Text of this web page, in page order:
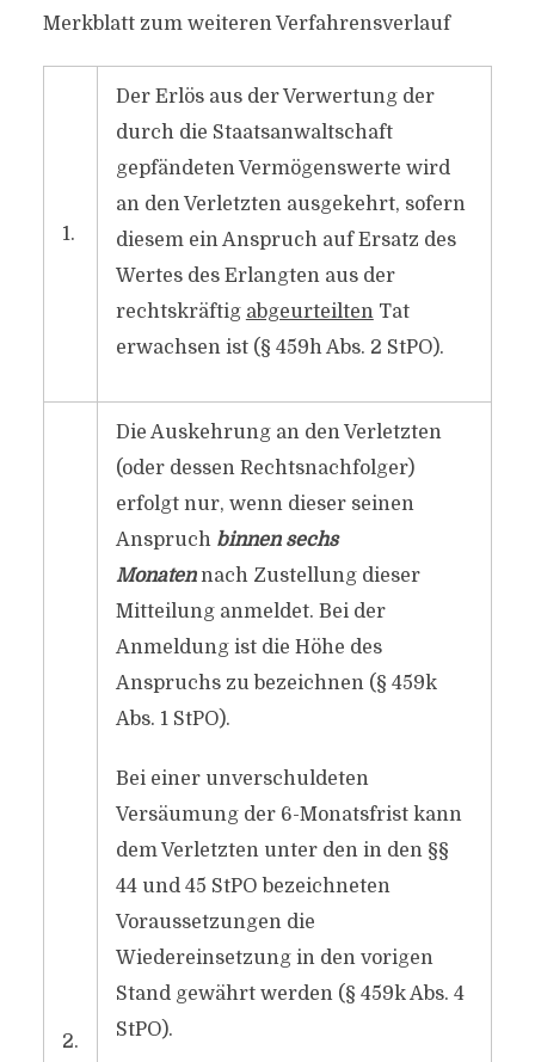
Merkblatt zum weiteren Verfahrensverlauf
1.
Der Erlös aus der Verwertung der
durch die Staatsanwaltschaft
gepfändeten Vermögenswerte wird
an den Verletzten ausgekehrt, sofern
diesem ein Anspruch auf Ersatz des
Wertes des Erlangten aus der
rechtskräftig abgeurteiltenTat
erwachsen ist (§ 459h Abs. 2 StPO).
2.
Die Auskehrung an den Verletzten
(oder dessen Rechtsnachfolger)
erfolgt nur, wenn dieser seinen
Anspruch binnen sechs
Monatennach Zustellung dieser
Mitteilung anmeldet. Bei der
Anmeldung ist die Höhe des
Anspruchs zu bezeichnen (§ 459k
Abs. 1 StPO).
Bei einer unverschuldeten
Versäumung der 6-Monatsfrist kann
dem Verletzten unter den in den §§
44 und 45 StPO bezeichneten
Voraussetzungen die
Wiedereinsetzung in den vorigen
Stand gewährt werden (§ 459k Abs. 4
StPO).